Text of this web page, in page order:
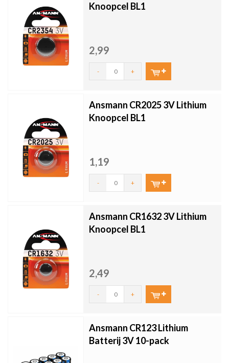
Knoopcel BL1
2,99
- +
Ansmann CR2025 3V Lithium
Knoopcel BL1
1,19
- +
Ansmann CR1632 3V Lithium
Knoopcel BL1
2,49
- +
Ansmann CR123 Lithium
Batterij 3V 10-pack